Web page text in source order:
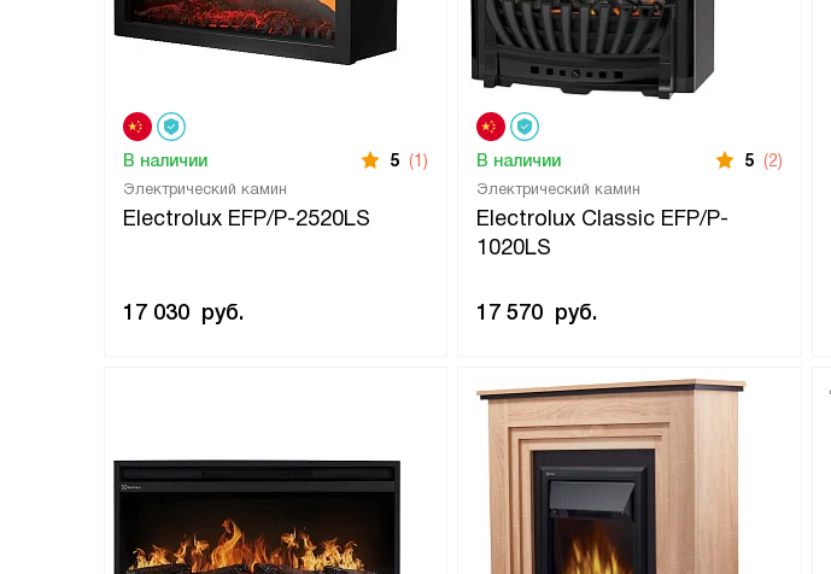
Электрический камин
Electrolux EFP/P-2520LS
В наличии 5 (1)
17 030 руб.
Электрический камин
Electrolux Classic EFP/P-
1020LS
В наличии 5 (2)
17 570 руб.